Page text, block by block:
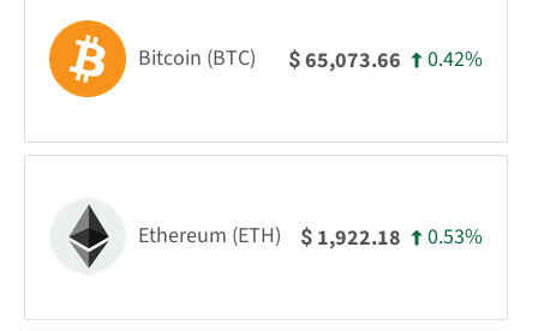
Bitcoin (BTC) $65,073.66 0.42%
Ethereum (ETH) $ 1,922.18 0.53%